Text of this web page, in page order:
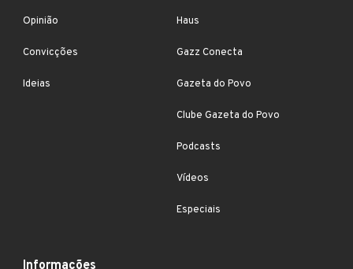
Opinião
Convicções
Ideias
Haus
Gazz Conecta
Gazeta do Povo
Clube Gazeta do Povo
Podcasts
Vídeos
Especiais
Informações